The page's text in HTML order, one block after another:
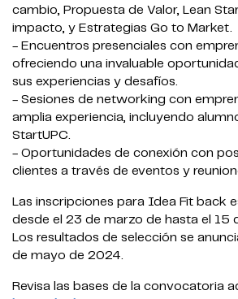
cambio, Propuesta de Valor, Lean
impacto, y Estrategias Go to Market.
- Encuentros presenciales con
ofreciendo una invaluable
sus experiencias y desafíos.
- Sesiones de networking con
amplia experiencia, incluyendo
StartUPC.
- Oportunidades de conexión con
clientes a través de eventos y
Las inscripciones para Idea Fit back
desde el 23 de marzo de hasta el 15
Los resultados de selección se
de mayo de 2024.
Revisa las bases de la convocatoria